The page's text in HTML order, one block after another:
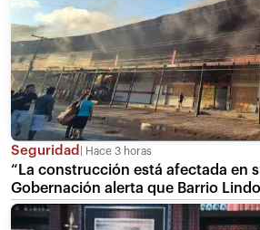
Seguridad Hace 3 horas
“La construcción está afectada en
Gobernación alerta que Barrio